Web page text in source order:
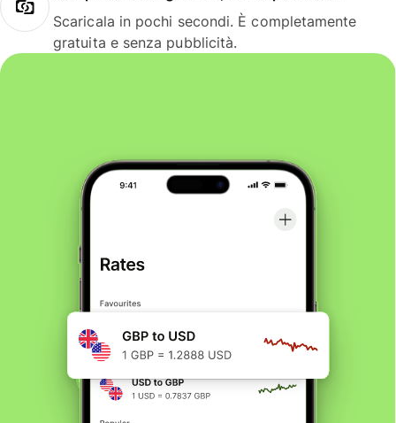
Scaricala in pochi secondi. È completamente
gratuita e senza pubblicità.